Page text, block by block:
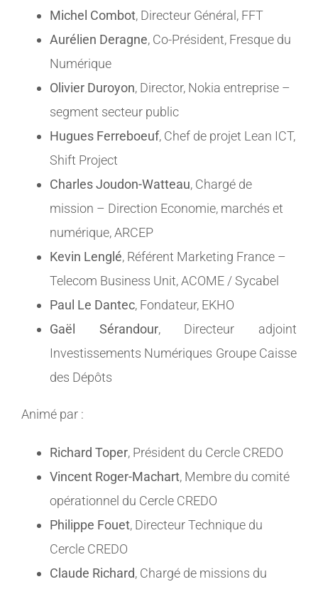
Michel Combot, Directeur Général, FFT
Aurélien Deragne, Co-Président, Fresque du
Numérique
Olivier Duroyon, Director, Nokia entreprise –
segment secteur public
Hugues Ferreboeuf, Chef de projet Lean ICT,
Shift Project
Charles Joudon-Watteau, Chargé de
mission – Direction Economie, marchés et
numérique, ARCEP
Kevin Lenglé, Référent Marketing France –
Telecom Business Unit, ACOME / Sycabel
Paul Le Dantec, Fondateur, EKHO
Gaël Sérandour, Directeur adjoint
Investissements Numériques Groupe Caisse
des Dépôts
Animé par :
Richard Toper, Président du Cercle CREDO
Vincent Roger-Machart, Membre du comité
opérationnel du Cercle CREDO
Philippe Fouet, Directeur Technique du
Cercle CREDO
Claude Richard, Chargé de missions du